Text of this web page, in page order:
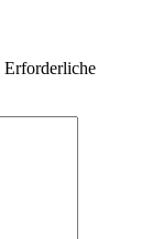
Erforderliche